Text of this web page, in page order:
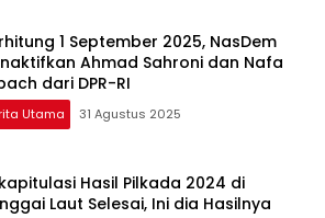
1 September 2025, NasDem
Ahmad Sahroni dan Nafa
dari DPR-RI
Utama 31 Agustus 2025
Hasil Pilkada 2024 di
Laut Selesai, Ini dia Hasilnya